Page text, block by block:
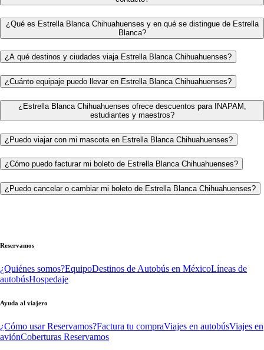
¿Qué es Estrella Blanca Chihuahuenses y en qué se distingue de Estrella
Blanca?
¿A qué destinos y ciudades viaja Estrella Blanca Chihuahuenses?
¿Cuánto equipaje puedo llevar en Estrella Blanca Chihuahuenses?
¿Estrella Blanca Chihuahuenses ofrece descuentos para INAPAM,
estudiantes y maestros?
¿Puedo viajar con mi mascota en Estrella Blanca Chihuahuenses?
¿Cómo puedo facturar mi boleto de Estrella Blanca Chihuahuenses?
¿Puedo cancelar o cambiar mi boleto de Estrella Blanca Chihuahuenses?
Reservamos
¿Quiénes somos?EquipoDestinos de Autobús en MéxicoLíneas de
autobúsHospedaje
Ayuda al viajero
¿Cómo usar Reservamos?Factura tu compraViajes en autobúsViajes en
aviónCoberturas Reservamos